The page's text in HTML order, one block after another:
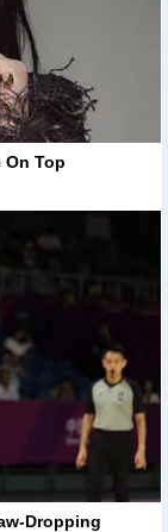
Top
Dropping